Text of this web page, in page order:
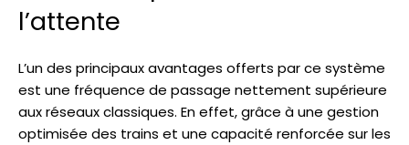
l’attente
L’un des principaux avantages offerts par ce système
est une fréquence de passage nettement supérieure
aux réseaux classiques. En effet, grâce à une gestion
optimisée des trains et une capacité renforcée sur les